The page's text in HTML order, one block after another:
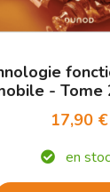
- Tome
17,90 €
en